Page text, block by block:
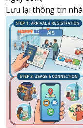
Lưu lại thông tin